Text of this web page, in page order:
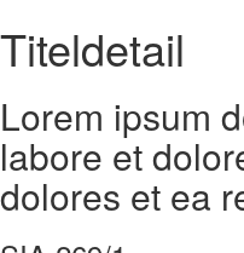
Titeldetail
Lorem ipsum
labore et
dolores et ea